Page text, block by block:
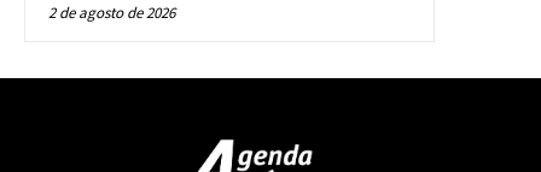
2 de agosto de 2026